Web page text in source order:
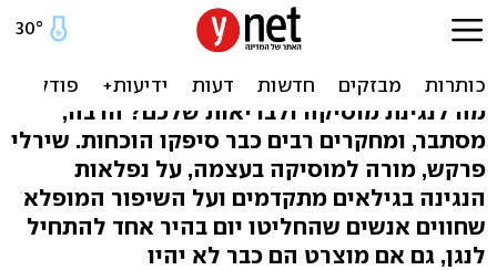
למה כדאי לכם להתחיל לנגן
(רמז: הבריאות שלכם)
מה לנגינת מוסיקה ולבריאות שלכם? הרבה,
מסתבר, ומחקרים רבים כבר סיפקו הוכחות. שירלי
פרקש, מורה למוסיקה בעצמה, על נפלאות
הנגינה בגילאים מתקדמים ועל השיפור המופלא
שחווים אנשים שהחליטו יום בהיר אחד להתחיל
לנגן, גם אם מוצרט הם כבר לא יהיו